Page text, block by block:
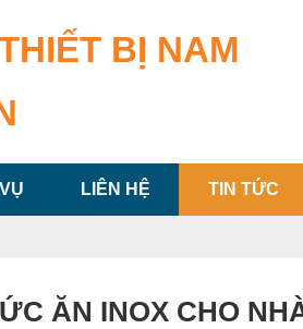
BỊ NAM
LIÊN HỆ TIN TỨC
ĂN INOX CHO